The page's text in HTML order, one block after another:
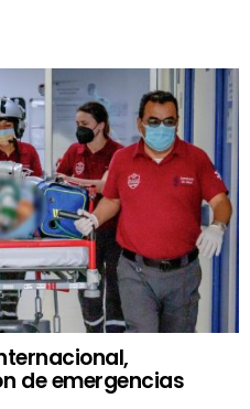
de emergencias